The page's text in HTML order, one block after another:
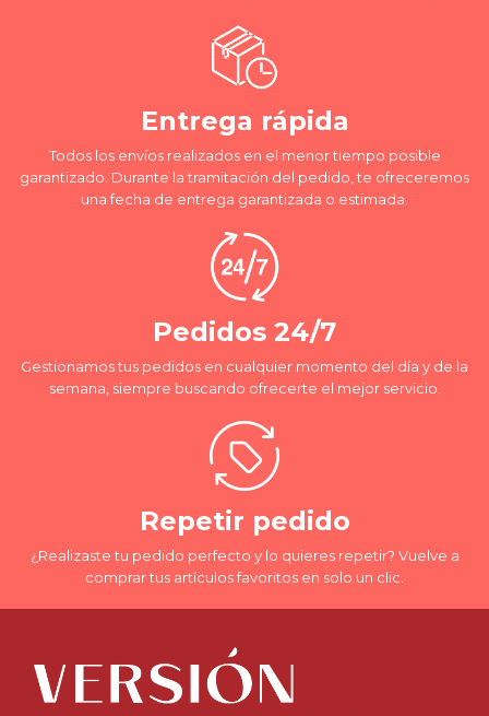
Entrega rápida
Todos los envíos realizados en el menor tiempo posible
garantizado. Durante la tramitación del pedido, te ofreceremos
una fecha de entrega garantizada o estimada.
Pedidos 24/7
Gestionamos tus pedidos en cualquier momento del día y de la
semana, siempre buscando ofrecerte el mejor servicio.
Repetir pedido
¿Realizaste tu pedido perfecto y lo quieres repetir? Vuelve a
comprar tus artículos favoritos en solo un clic.